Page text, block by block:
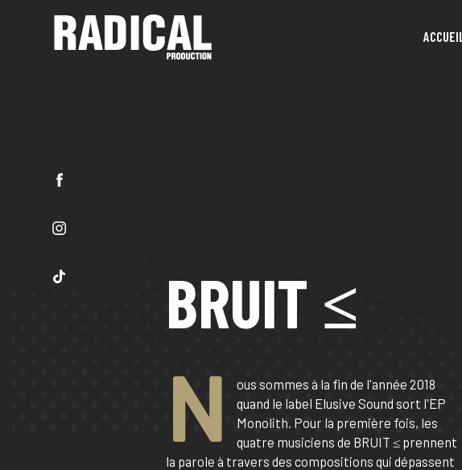
ACCUEIL
BRUIT ≤
N
ous sommes à la fin de l'année 2018
quand le label Elusive Sound sort l'EP
Monolith. Pour la première fois, les
quatre musiciens de BRUIT ≤ prennent
la parole à travers des compositions qui dépassent